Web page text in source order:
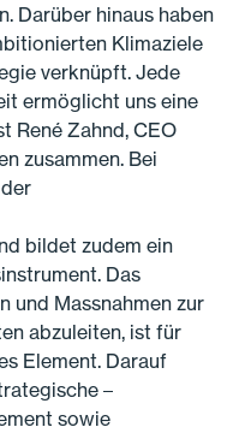
Darüber hinaus haben
Klimaziele
verknüpft. Jede
ermöglicht uns eine
René Zahnd, CEO
zusammen. Bei
bildet zudem ein
Das
und Massnahmen zur
abzuleiten, ist für
Element. Darauf
–
sowie